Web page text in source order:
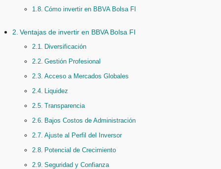
Cómo invertir en BBVA Bolsa FI
Ventajas de invertir en BBVA Bolsa FI
Diversificación
Gestión Profesional
Acceso a Mercados Globales
Liquidez
Transparencia
Bajos Costos de Administración
Ajuste al Perfil del Inversor
Potencial de Crecimiento
Seguridad y Confianza